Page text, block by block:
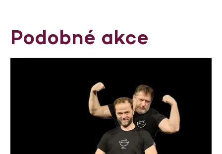
Podobné akce